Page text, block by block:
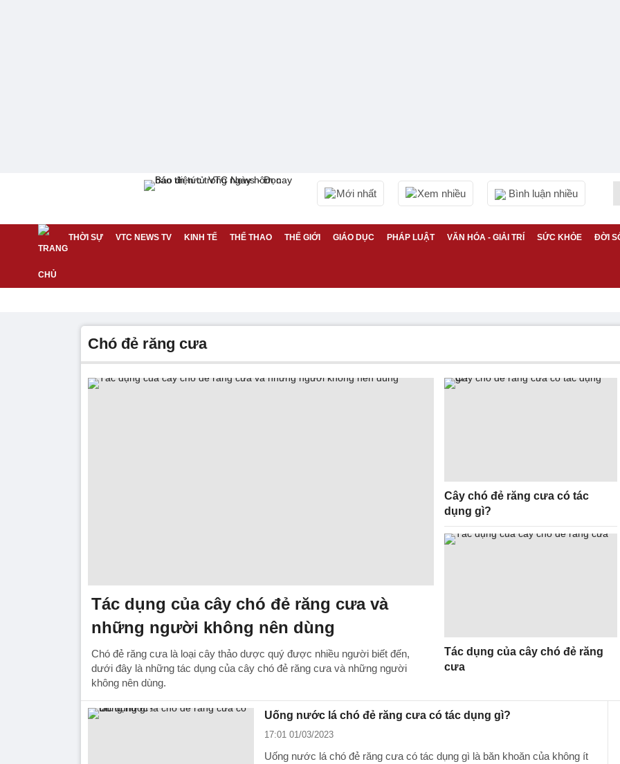
Mới nhất Xem nhiều Bình luận nhiều
THỜI SỰ VTC NEWS TV KINH TẾ THỂ THAO THẾ GIỚI GIÁO DỤC PHÁP LUẬT VĂN HÓA - GIẢI TRÍ SỨC KHỎE ĐỜI
Chó đẻ răng cưa
Tác dụng của cây chó đẻ răng cưa và
những người không nên dùng
Chó đẻ răng cưa là loại cây thảo dược quý được nhiều người biết đến,
dưới đây là những tác dụng của cây chó đẻ răng cưa và những người
không nên dùng.
Cây chó đẻ răng cưa có tác
dụng gì?
Tác dụng của cây chó đẻ răng
cưa
Uống nước lá chó đẻ răng cưa có tác dụng gì?
17:01 01/03/2023
Uống nước lá chó đẻ răng cưa có tác dụng gì là băn khoăn của không ít